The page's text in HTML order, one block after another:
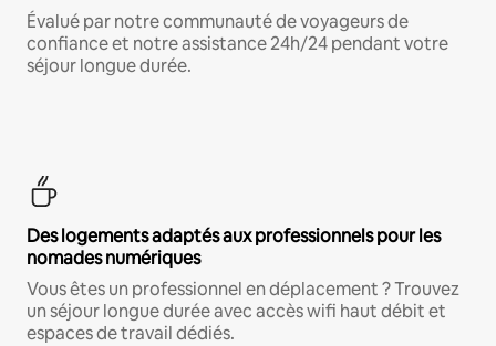
Évalué par notre communauté de voyageurs de
confiance et notre assistance 24h/24 pendant votre
séjour longue durée.
Des logements adaptés aux professionnels pour les
nomades numériques
Vous êtes un professionnel en déplacement ? Trouvez
un séjour longue durée avec accès wifi haut débit et
espaces de travail dédiés.